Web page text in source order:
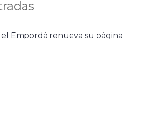
Empordà renueva su página